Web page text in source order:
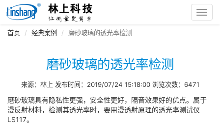
首页 经典案例 磨砂玻璃的透光率检测
磨砂玻璃的透光率检测
来源：林上 发布时间：2019/07/24 15:18:00 浏览次数：6471
磨砂玻璃具有隐私性更强，安全性更好，隔音效果好的优点。属于
漫反射材料，检测其透光率时，要用漫透射原理的透光率测试仪
LS117。